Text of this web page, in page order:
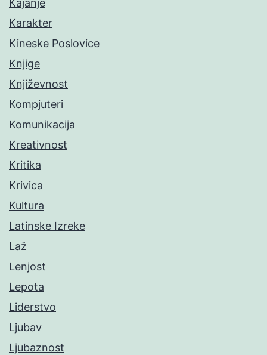
Kajanje
Karakter
Kineske Poslovice
Knjige
Književnost
Kompjuteri
Komunikacija
Kreativnost
Kritika
Krivica
Kultura
Latinske Izreke
Laž
Lenjost
Lepota
Liderstvo
Ljubav
Ljubaznost